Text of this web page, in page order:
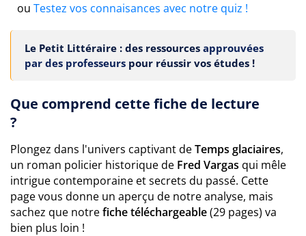
ou Testez vos connaisances avec notre quiz !
Le Petit Littéraire : des ressources approuvées
par des professeurs pour réussir vos études !
Que comprend cette fiche de lecture
?
Plongez dans l'univers captivant deTemps glaciaires,
un roman policier historique de Fred Vargas qui mêle
intrigue contemporaine et secrets du passé. Cette
page vous donne un aperçu de notre analyse, mais
sachez que notrefiche téléchargeable(29 pages) va
bien plus loin !